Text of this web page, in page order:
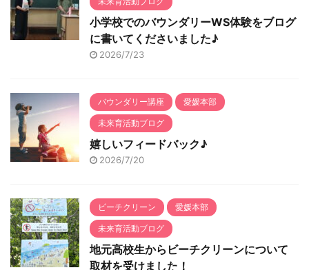
小学校でのバウンダリーWS体験をブログ
に書いてくださいました♪
2026/7/23
バウンダリー講座 愛媛本部
未来育活動ブログ
嬉しいフィードバック♪
2026/7/20
ビーチクリーン 愛媛本部
未来育活動ブログ
地元高校生からビーチクリーンについて
取材を受けました！